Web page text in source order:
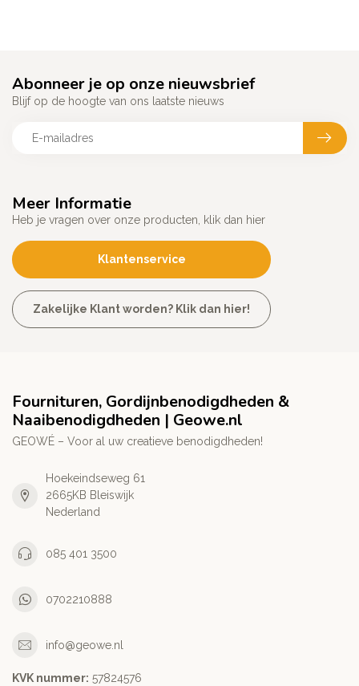
Meer Informatie
Heb je vragen over onze producten, klik dan hier
Klantenservice
Zakelijke Klant worden? Klik dan hier!
Abonneer je op onze nieuwsbrief
Blijf op de hoogte van ons laatste nieuws
Fournituren, Gordijnbenodigdheden &
Naaibenodigdheden | Geowe.nl
GEOWÉ – Voor al uw creatieve benodigdheden!
Hoekeindseweg 61
2665KB Bleiswijk
Nederland
085 401 3500
0702210888
info@geowe.nl
KVK nummer: ‭57824576‬